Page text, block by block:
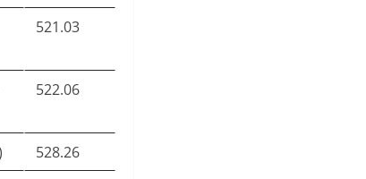
521.03
522.06
528.26